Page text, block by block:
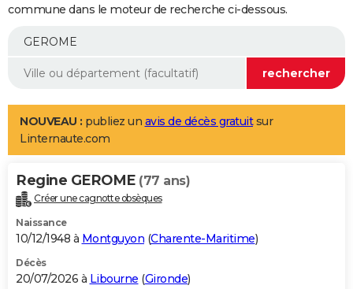
Essais
Réserver un essai
Citadines
Berlines
SUV
Forum auto
+
Mobiles
Meilleur smartphone
Internet
Ordinateurs
Jeux vidéo
Guide high-tech
Aménagement intérieur
LIFESTYLE
Art de vivre
Bien-être
Loisirs
Mode
Modes de vie
Alimentation
Guide de la santé
Maladies
Médicaments
Sommeil
VOYAGE
Destinations
City break
Voyage nature
Voyage de noces
Forum
Climat
+PHOTO
GUIDES D'ACHAT
BONS PLANS
commune dans le moteur de recherche ci-dessous.
NOUVEAU : publiez un avis de décès gratuitsur
Linternaute.com
Regine GEROME (77 ans)
Créer une cagnotte obsèques
Naissance
10/12/1948 à Montguyon (Charente-Maritime)
Décès
20/07/2026 à Libourne (Gironde)